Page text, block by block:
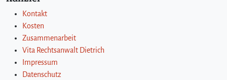
Kontakt
Kosten
Zusammenarbeit
Vita Rechtsanwalt Dietrich
Impressum
Datenschutz